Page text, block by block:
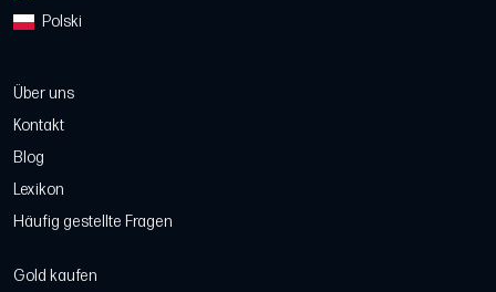
Polski
Über uns
Kontakt
Blog
Lexikon
Häufig gestellte Fragen
Gold kaufen